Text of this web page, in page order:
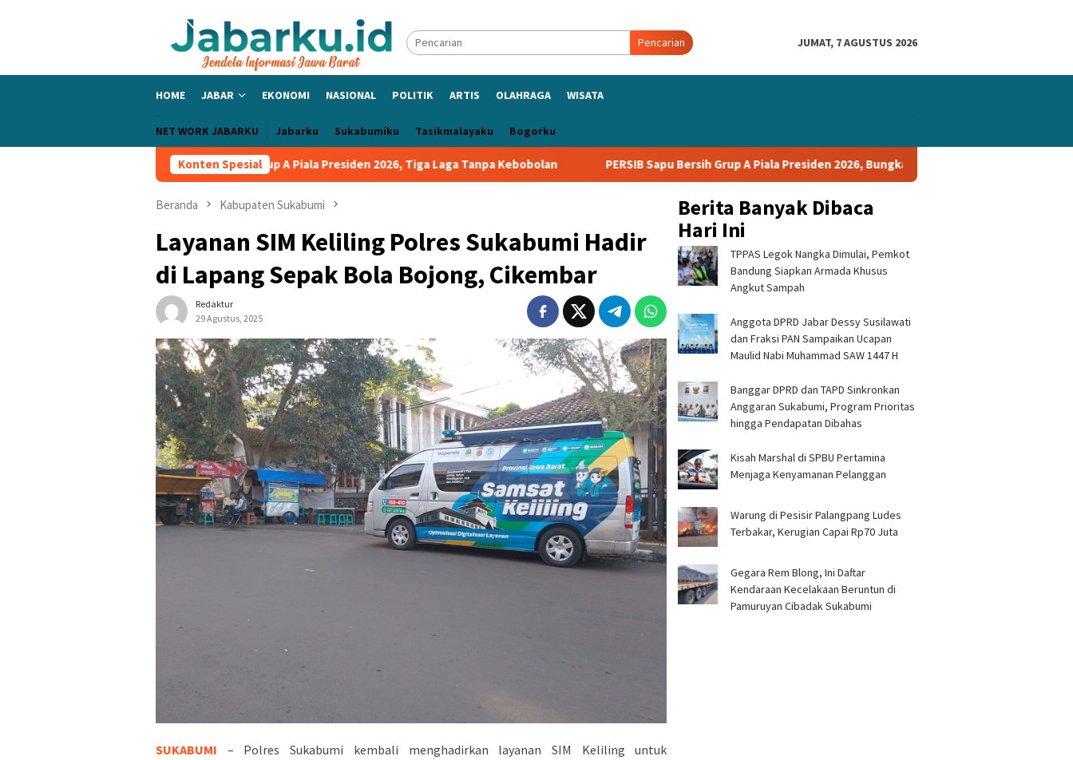
Pencarian JUMAT, 7 AGUSTUS 2026
HOME JABAR EKONOMI NASIONAL POLITIK ARTIS OLAHRAGA WISATA
NET WORK JABARKU Jabarku Sukabumiku Tasikmalayaku Bogorku
Konten Spesial
Bangga PERSIB Sapu Bersih Grup A Piala Presiden 2026, Tiga Laga Tanpa Kebobolan PERSIB Sapu Bersih Grup A Piala Presiden 2026, Bungkam Tampines Rovers 1-0 dan Lolos ke
Beranda Kabupaten Sukabumi
Layanan SIM Keliling Polres Sukabumi Hadir
di Lapang Sepak Bola Bojong, Cikembar
Redaktur
29 Agustus, 2025
SUKABUMI – Polres Sukabumi kembali menghadirkan layanan SIM Keliling untuk
Berita Banyak Dibaca
Hari Ini
TPPAS Legok Nangka Dimulai, Pemkot
Bandung Siapkan Armada Khusus
Angkut Sampah
Anggota DPRD Jabar Dessy Susilawati
dan Fraksi PAN Sampaikan Ucapan
Maulid Nabi Muhammad SAW 1447 H
Banggar DPRD dan TAPD Sinkronkan
Anggaran Sukabumi, Program Prioritas
hingga Pendapatan Dibahas
Kisah Marshal di SPBU Pertamina
Menjaga Kenyamanan Pelanggan
Warung di Pesisir Palangpang Ludes
Terbakar, Kerugian Capai Rp70 Juta
Gegara Rem Blong, Ini Daftar
Kendaraan Kecelakaan Beruntun di
Pamuruyan Cibadak Sukabumi